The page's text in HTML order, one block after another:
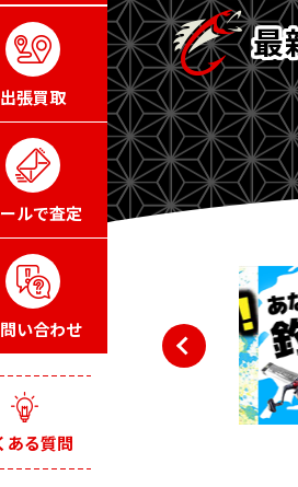
出張買取
ルで査定
い合わせ
ある質問
最